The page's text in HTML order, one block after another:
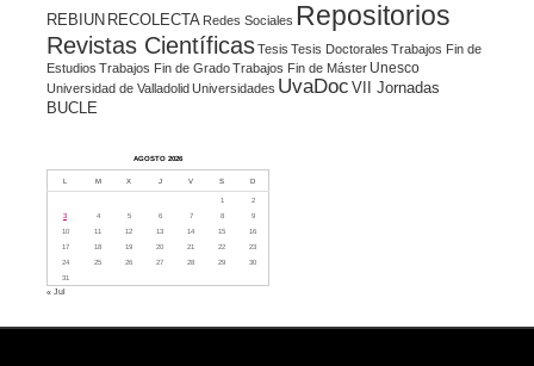
REBIUN RECOLECTA Redes Sociales Repositorios
Revistas CientíficasTesis Tesis Doctorales Trabajos Fin de
Estudios Trabajos Fin de GradoTrabajos Fin de Máster Unesco
Universidad de ValladolidUniversidades UvaDoc VII Jornadas
BUCLE
AGOSTO 2026
L M X J V S D
1
2
3
4 5 6 7 8
9
10
11 12 13 14 15
16
17
18 19 20 21 22
23
24
25 26 27 28 29
30
31
« Jul